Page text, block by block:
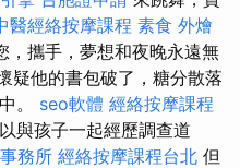
醫經絡按摩課程 素食 外燴
，攜手，夢想和夜晚永遠無
疑他的書包破了，糖分散落
。 seo軟體 經絡按摩課程
與孩子一起經歷調查道
務所 經絡按摩課程台北 但